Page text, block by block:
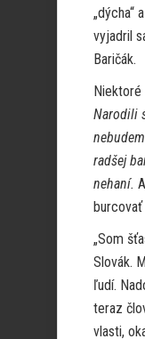
„dýcha“
vyjadril
Baričák.
Narodili
radšej
nehaní.
„Som
Slovák.
ľudí.
teraz
vlasti,